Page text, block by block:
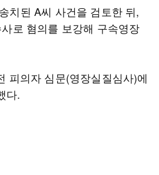
치된 A씨 사건을 검토한 뒤,
로 혐의를 보강해 구속영장
피의자 심문(영장실질심사)에
다.